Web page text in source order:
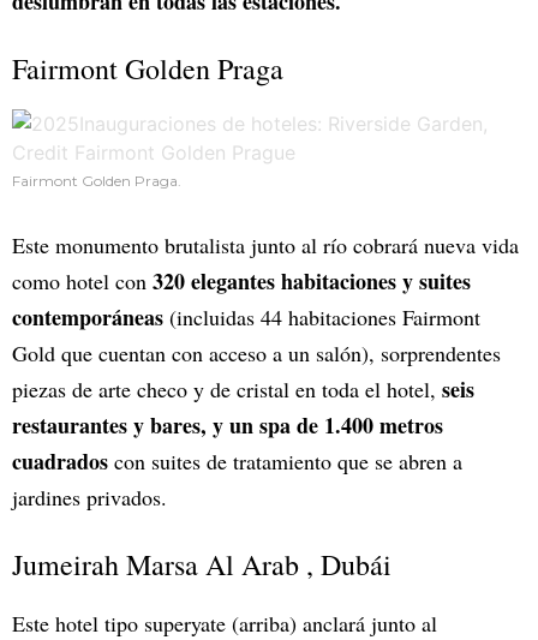
Fairmont Golden Praga
Fairmont Golden Praga.
Este monumento brutalista junto al río cobrará nueva vida
como hotel con 320 elegantes habitaciones y suites
contemporáneas (incluidas 44 habitaciones Fairmont
Gold que cuentan con acceso a un salón), sorprendentes
piezas de arte checo y de cristal en toda el hotel, seis
restaurantes y bares, y un spa de 1.400 metros
cuadrados con suites de tratamiento que se abren a
jardines privados.
Jumeirah Marsa Al Arab , Dubái
Este hotel tipo superyate (arriba) anclará junto al